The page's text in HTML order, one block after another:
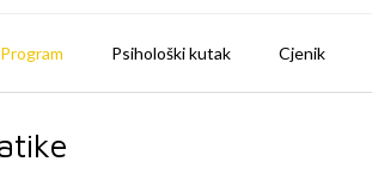
Program Psihološki kutak Cjenik